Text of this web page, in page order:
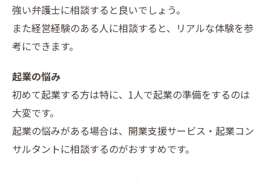
強い弁護士に相談すると良いでしょう。
また経営経験のある人に相談すると、リアルな体験を参
考にできます。
起業の悩み
初めて起業する方は特に、1人で起業の準備をするのは
大変です。
起業の悩みがある場合は、開業支援サービス・起業コン
サルタントに相談するのがおすすめです。